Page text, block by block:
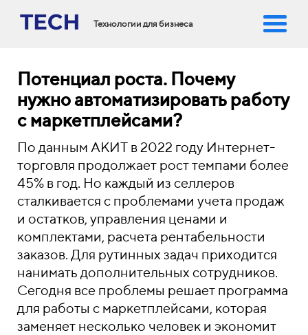
Технологии для бизнеса
Потенциал роста. Почему
нужно автоматизировать работу
с маркетплейсами?
По данным АКИТ в 2022 году Интернет-
торговля продолжает рост темпами более
45% в год. Но каждый из селлеров
сталкивается с проблемами учета продаж
и остатков, управления ценами и
комплектами, расчета рентабельности
заказов. Для рутинных задач приходится
нанимать дополнительных сотрудников.
Сегодня все проблемы решает программа
для работы с маркетплейсами, которая
заменяет несколько человек и экономит